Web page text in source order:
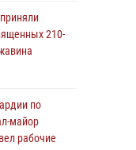
центра
«горячую
210-
по
майор
рабочие